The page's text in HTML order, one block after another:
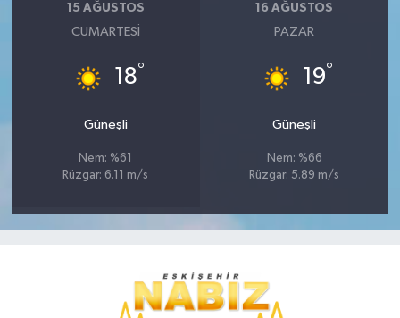
15 AĞUSTOS
CUMARTESI
18°
Güneşli
Nem: %61
Rüzgar: 6.11 m/s
16 AĞUSTOS
PAZAR
19°
Güneşli
Nem: %66
Rüzgar: 5.89 m/s